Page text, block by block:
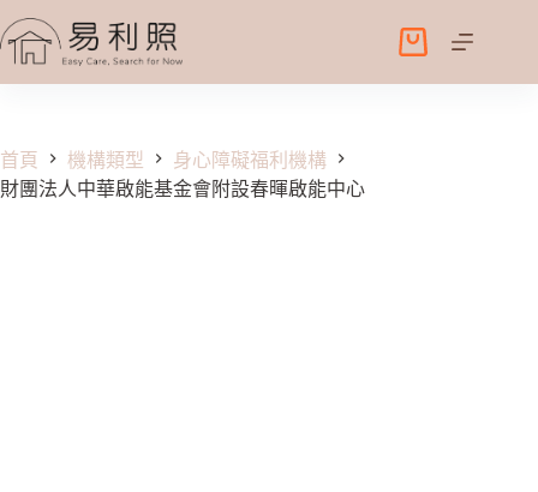
至
容
購
物
首頁 機構類型
身心障礙福利機構
財團法人中華啟能基金會附設春暉啟能中心